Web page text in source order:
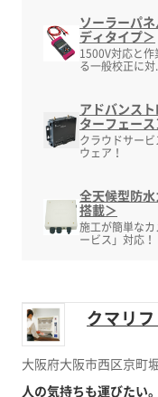
ソーラーパ
ディタイプ＞
1500V対応と
る一般校正に対
アドバンス
ターフェース
クラウドサー
ウェア！
全天候型防
搭載＞
施工が簡単な
ービス」対応！
クマリ
大阪府大阪市西区京町
人の気持ちも運びたい。